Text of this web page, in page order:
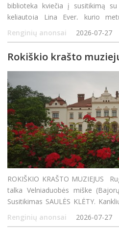
biblioteka kviečia į susitikimą
keliautoja Lina Ever, kurio
kūrybinį kelią, keliones ir
„Pakeleiviai“
Renginių anonsai 2026-07-27
Rokiškio krašto
ROKIŠKIO KRAŠTO MUZIEJUS
talka Velniaduobės miške
Susitikimas SAULĖS KLĖTY.
eilės. Kūrybinės dirbtuvės šeimai ir
džiaugsmo. Kvi
Renginių anonsai 2026-07-27